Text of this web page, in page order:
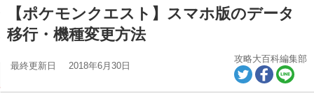
【ポケモンクエスト】スマホ版のデータ
移行・機種変更方法
最終更新日 2018年6月30日
攻略大百科編集部